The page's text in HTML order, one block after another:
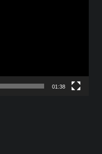
01:38